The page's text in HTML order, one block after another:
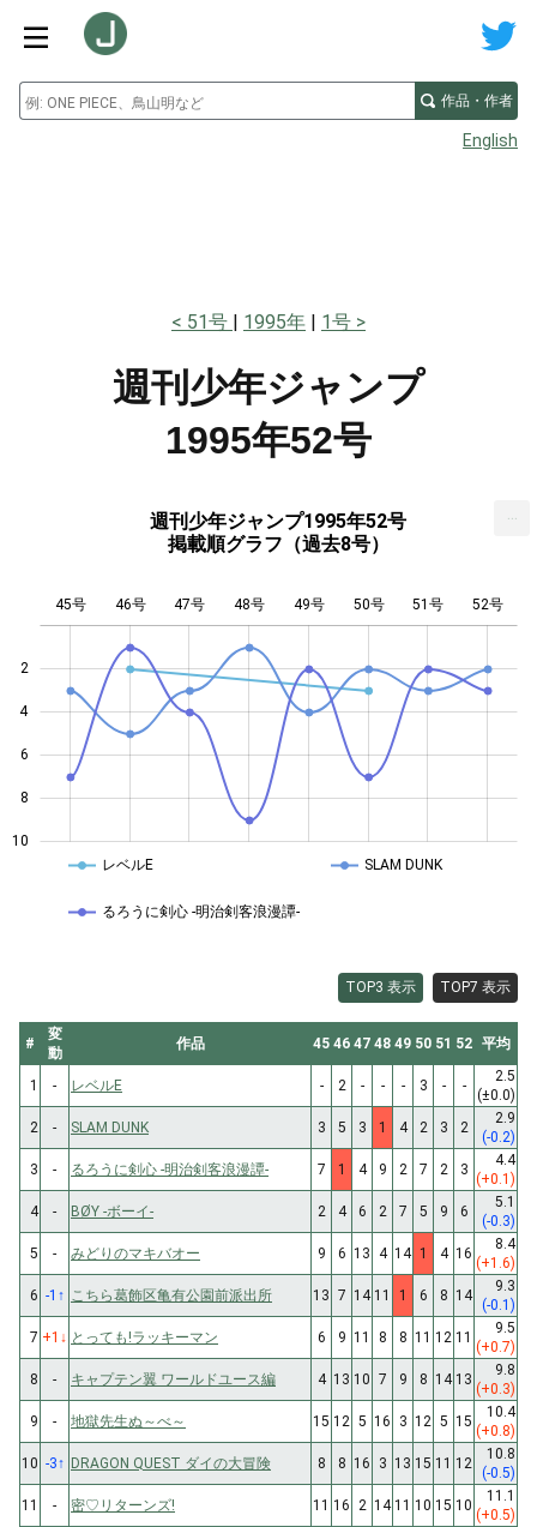
作品・作者
English
51号 1995年 1号
週刊少年ジャンプ
1995年52号
週刊少年ジャンプ1995年52号
掲載順グラフ（過去8号）
2
4
6
8
10
45号 46号 47号 48号 49号 50号 51号 52号
レベルE SLAM DUNK
るろうに剣心 -明治剣客浪漫譚-
TOP3 表示 TOP7 表示
#
変
動
作品 45 46 47 48 49 50 51 52 平均
1 - レベルE - 2 - - - 3 - -
2.5
(±0.0)
2
- SLAM DUNK 3 5 3 1 4 2 3 2
2.9
(-0.2)
3
- るろうに剣心 -明治剣客浪漫譚- 7 1 4 9 2 7 2 3
4.4
(+0.1)
4
- BØY -ボーイ- 2 4 6 2 7 5 9 6
5.1
(-0.3)
5
- みどりのマキバオー 9 6 13 4 14 1 4 16
8.4
(+1.6)
6 -1 ↑ こちら葛飾区亀有公園前派出所 13 7 14 11 1 6 8 14
9.3
(-0.1)
7 +1 ↓ とっても!ラッキーマン 6 9 11 8 8 11 12 11
9.5
(+0.7)
8
- キャプテン翼 ワールドユース編 4 13 10 7 9 8 14 13
9.8
(+0.3)
9
- 地獄先生ぬ～べ～ 15 12 5 16 3 12 5 15
10.4
(+0.8)
10 -3↑ DRAGON QUEST ダイの大冒険 8 8 16 3 13 15 11 12
10.8
(-0.5)
11
- 密♡リターンズ! 11 16 2 14 11 10 15 10
11.1
(+0.5)